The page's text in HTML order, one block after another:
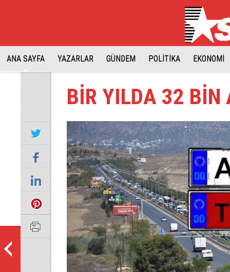
ANA SAYFA YAZARLAR GÜNDEM POLİTİKA EKONOMİ
BİR YILDA 32 BİN